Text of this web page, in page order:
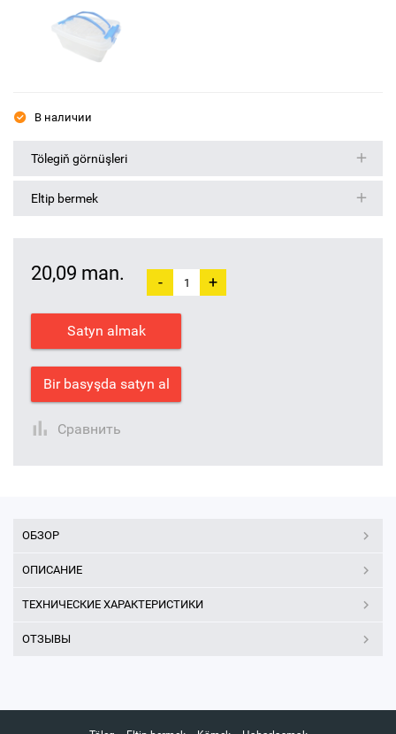
В наличии
Tölegiň görnüşleri
Eltip bermek
20,09 man. - +
Satyn almak
Bir basyşda satyn al
Сравнить
ОБЗОР
ОПИСАНИЕ
ТЕХНИЧЕСКИЕ ХАРАКТЕРИСТИКИ
ОТЗЫВЫ